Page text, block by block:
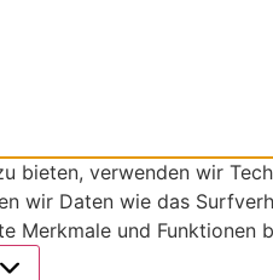
bieten, verwenden wir
wir Daten wie das
Merkmale und Funktionen